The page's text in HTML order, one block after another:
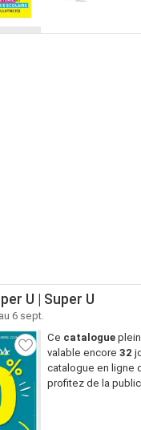
U | Super U
6 sept.
Ce catalogueplein
valable encore 32
catalogue en ligne
profitez de la